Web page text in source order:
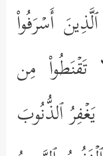
أَسۡرَفُواْ
مِن
یَغۡفِرُ ٱلذُّنُوبَ